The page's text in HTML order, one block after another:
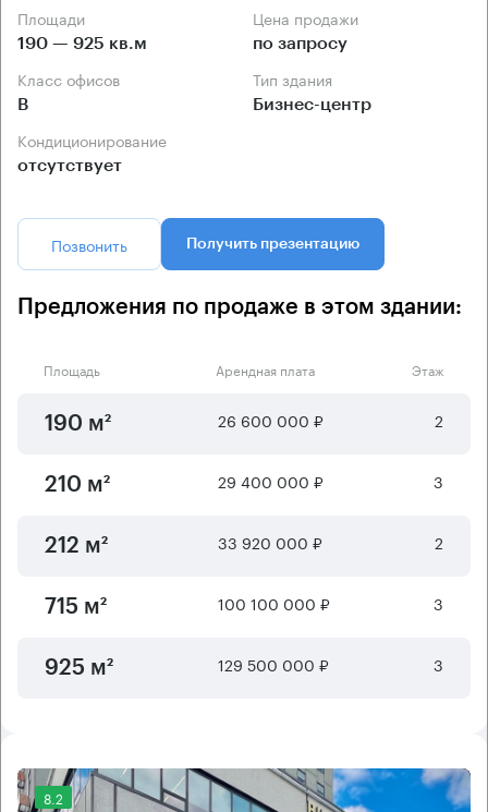
Площади
190 — 925 кв.м
Цена продажи
по запросу
Класс офисов
B
Тип здания
Бизнес-центр
Кондиционирование
отсутствует
Позвонить Получить презентацию
Предложения по продаже в этом здании:
Площадь Арендная плата Этаж
190 м² 26 600 000 ₽ 2
210 м² 29 400 000 ₽ 3
212 м² 33 920 000 ₽ 2
715 м² 100 100 000 ₽ 3
925 м² 129 500 000 ₽ 3
8.2